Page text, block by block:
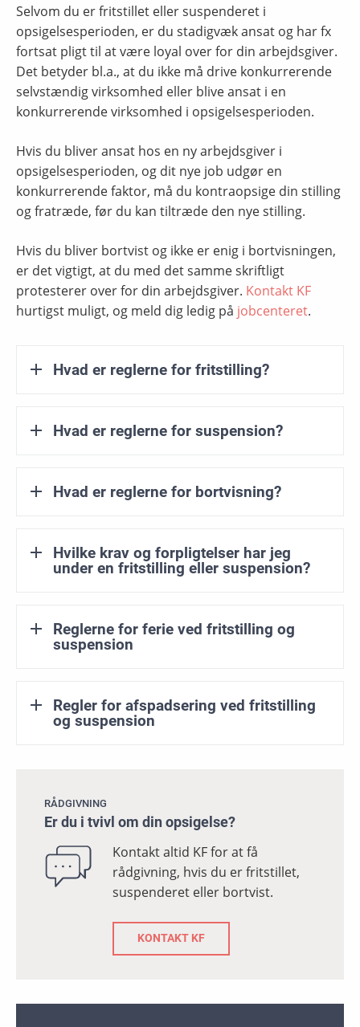
Selvom du er fritstillet eller suspenderet i
opsigelsesperioden, er du stadigvæk ansat og har fx
fortsat pligt til at være loyal over for din arbejdsgiver.
Det betyder bl.a., at du ikke må drive konkurrerende
selvstændig virksomhed eller blive ansat i en
konkurrerende virksomhed i opsigelsesperioden.
Hvis du bliver ansat hos en ny arbejdsgiver i
opsigelsesperioden, og dit nye job udgør en
konkurrerende faktor, må du kontraopsige din stilling
og fratræde, før du kan tiltræde den nye stilling.
Hvis du bliver bortvist og ikke er enig i bortvisningen,
er det vigtigt, at du med det samme skriftligt
protesterer over for din arbejdsgiver. Kontakt KF
hurtigst muligt, og meld dig ledig på jobcenteret.
Hvad er reglerne for fritstilling?
Hvad er reglerne for suspension?
Hvad er reglerne for bortvisning?
Hvilke krav og forpligtelser har jeg
under en fritstilling eller suspension?
Reglerne for ferie ved fritstilling og
suspension
Regler for afspadsering ved fritstilling
og suspension
RÅDGIVNING
Er du i tvivl om din opsigelse?
Kontakt altid KF for at få
rådgivning, hvis du er fritstillet,
suspenderet eller bortvist.
KONTAKT KF